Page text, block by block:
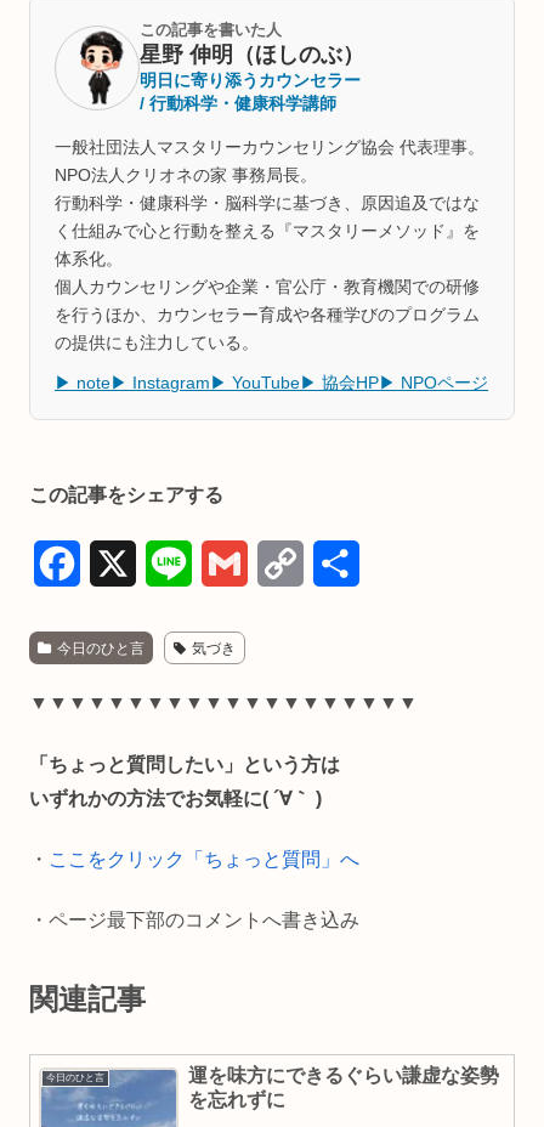
この記事を書いた人
星野 伸明（ほしのぶ）
明日に寄り添うカウンセラー
/ 行動科学・健康科学講師
一般社団法人マスタリーカウンセリング協会 代表理事。
NPO法人クリオネの家 事務局長。
行動科学・健康科学・脳科学に基づき、原因追及ではな
く仕組みで心と行動を整える『マスタリーメソッド』を
体系化。
個人カウンセリングや企業・官公庁・教育機関での研修
を行うほか、カウンセラー育成や各種学びのプログラム
の提供にも注力している。
▶ note ▶ Instagram ▶ YouTube ▶ 協会HP ▶ NPOページ
この記事をシェアする
c
e
o
n
e i y
i
今日のひと言 気づき
▼▼▼▼▼▼▼▼▼▼▼▼▼▼▼▼▼▼▼▼
「ちょっと質問したい」という方は
いずれかの方法でお気軽に( ´∀｀ )
・ ここをクリック「ちょっと質問」へ
・ページ最下部のコメントへ書き込み
関連記事
今日のひと言
運を味方にできるぐらい謙虚な姿勢
を忘れずに